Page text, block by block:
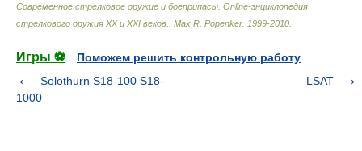
Современное стрелковое оружие и боеприпасы. Online-энциклопедия
стрелкового оружия ХХ и ХХI веков.
Max R. Popenker 1999-2010
Игры ⚽
Поможем решить контрольную работу
Solothurn S18-100 S18-
1000
LSAT